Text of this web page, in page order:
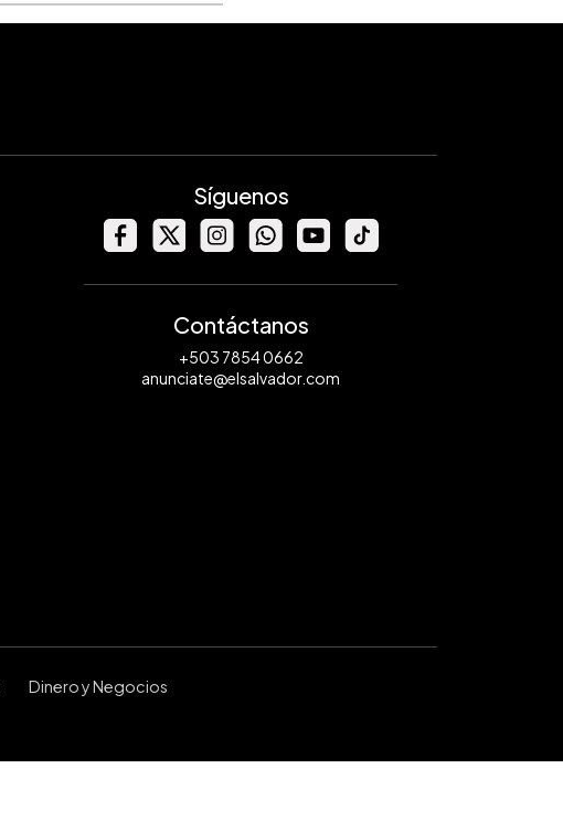
Síguenos
Contáctanos
+503 7854 0662
anunciate@elsalvador.com
Dinero y Negocios